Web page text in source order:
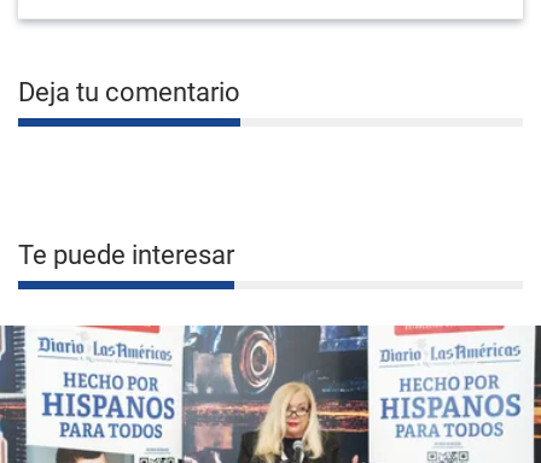
Deja tu comentario
Te puede interesar